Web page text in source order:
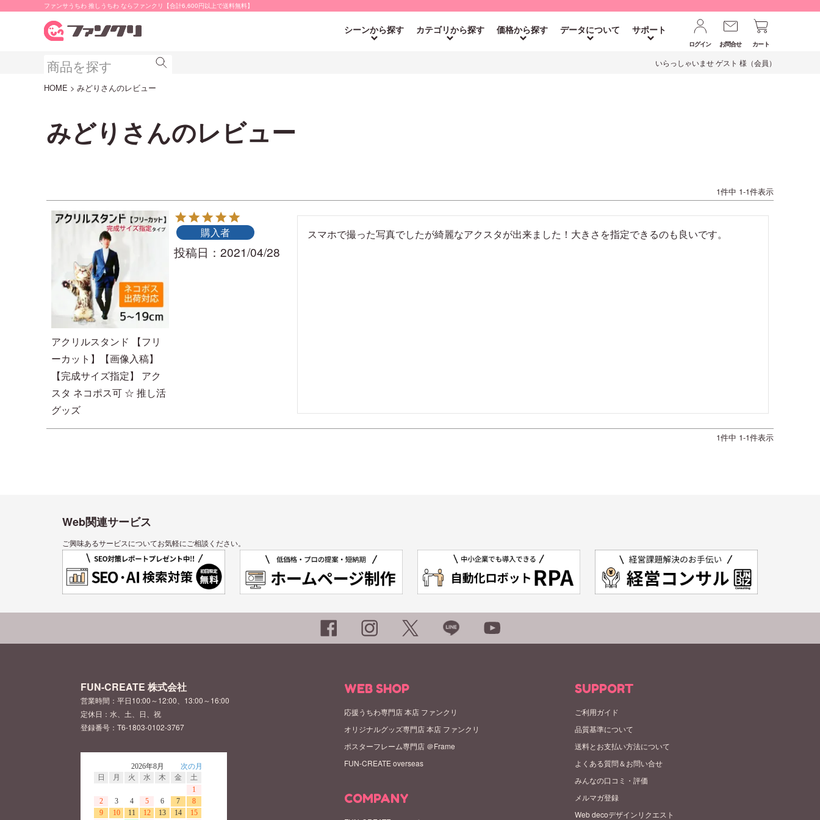
ファンサうちわ 推しうちわ ならファンクリ【合計6,600円以上で送料無料】
シーンから探す カテゴリから探す 価格から探す データについて サポート
ログイン お問合せ カート
いらっしゃいませ ゲスト 様（会員）
HOME みどりさんのレビュー
みどりさんのレビュー
1件中 1-1件表示
アクリルスタンド 【フリ
ーカット】【画像入稿】
【完成サイズ指定】 アク
スタ ネコポス可 ☆ 推し活
グッズ
購入者
投稿日 2021/04/28
スマホで撮った写真でしたが綺麗なアクスタが出来ました！大きさを指定できるのも良いです。
1件中 1-1件表示
Web関連サービス
ご興味あるサービスについてお気軽にご相談ください。
FUN-CREATE 株式会社
営業時間：平日10:00～12:00、13:00～16:00
定休日：水、土、日、祝
登録番号：T6-1803-0102-3767
WEB SHOP
応援うちわ専門店 本店 ファンクリ
オリジナルグッズ専門店 本店 ファンクリ
ポスターフレーム専門店 ＠Frame
FUN-CREATE overseas
COMPANY
SUPPORT
ご利用ガイド
品質基準について
送料とお支払い方法について
よくある質問＆お問い合せ
みんなの口コミ・評価
メルマガ登録
Web decoデザインリクエスト